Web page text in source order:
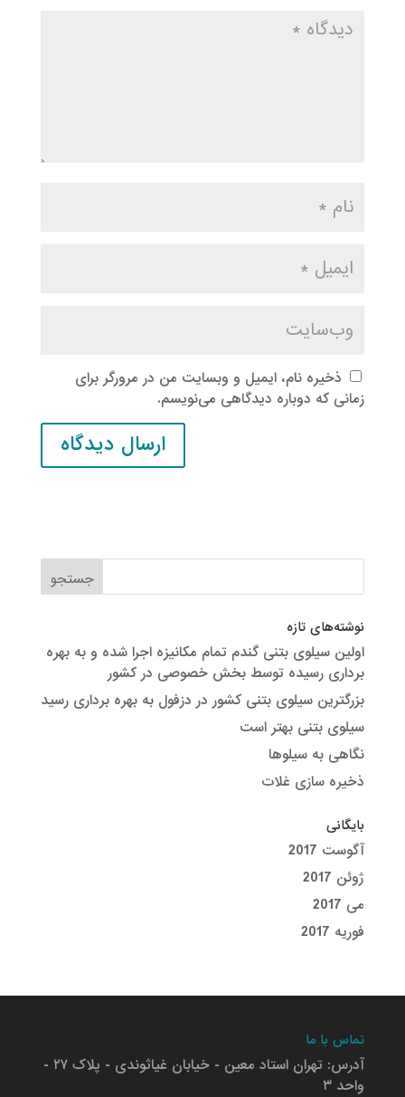
ذخیره نام، ایمیل و وبسایت من در مرورگر برای
زمانی که دوباره دیدگاهی می‌نویسم.
نوشته‌های تازه
اولین سیلوی بتنی گندم تمام مکانیزه اجرا شده و به بهره
برداری رسیده توسط بخش خصوصی در کشور
بزرگترین سیلوی بتنی کشور در دزفول به بهره برداری رسید
سیلوی بتنی بهتر است
نگاهی به سیلوها
ذخیره سازی غلات
بایگانی
آگوست 2017
ژوئن 2017
می 2017
فوریه 2017
تماس با ما
آدرس: تهران استاد معین - خیابان غیاثوندی - پلاک ۲۷ -
واحد ۳